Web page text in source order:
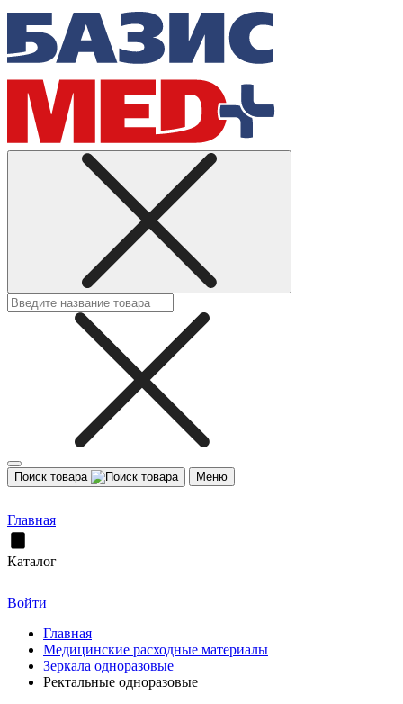
Поиск товара Меню
Главная
Каталог
Войти
Главная
Медицинские расходные материалы
Зеркала одноразовые
Ректальные одноразовые